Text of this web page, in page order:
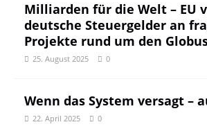
Milliarden für die Welt – EU
deutsche Steuergelder an
Projekte rund um den
25. August 2025 0
Wenn das System versagt –
22. April 2025 0